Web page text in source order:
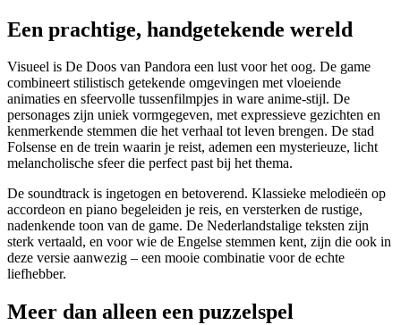
Een prachtige, handgetekende wereld
Visueel is De Doos van Pandora een lust voor het oog. De game
combineert stilistisch getekende omgevingen met vloeiende
animaties en sfeervolle tussenfilmpjes in ware anime-stijl. De
personages zijn uniek vormgegeven, met expressieve gezichten en
kenmerkende stemmen die het verhaal tot leven brengen. De stad
Folsense en de trein waarin je reist, ademen een mysterieuze, licht
melancholische sfeer die perfect past bij het thema.
De soundtrack is ingetogen en betoverend. Klassieke melodieën op
accordeon en piano begeleiden je reis, en versterken de rustige,
nadenkende toon van de game. De Nederlandstalige teksten zijn
sterk vertaald, en voor wie de Engelse stemmen kent, zijn die ook in
deze versie aanwezig – een mooie combinatie voor de echte
liefhebber.
Meer dan alleen een puzzelspel